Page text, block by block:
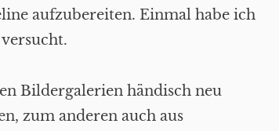
aufzubereiten. Einmal habe ich
versucht.
Bildergalerien händisch neu
zum anderen auch aus